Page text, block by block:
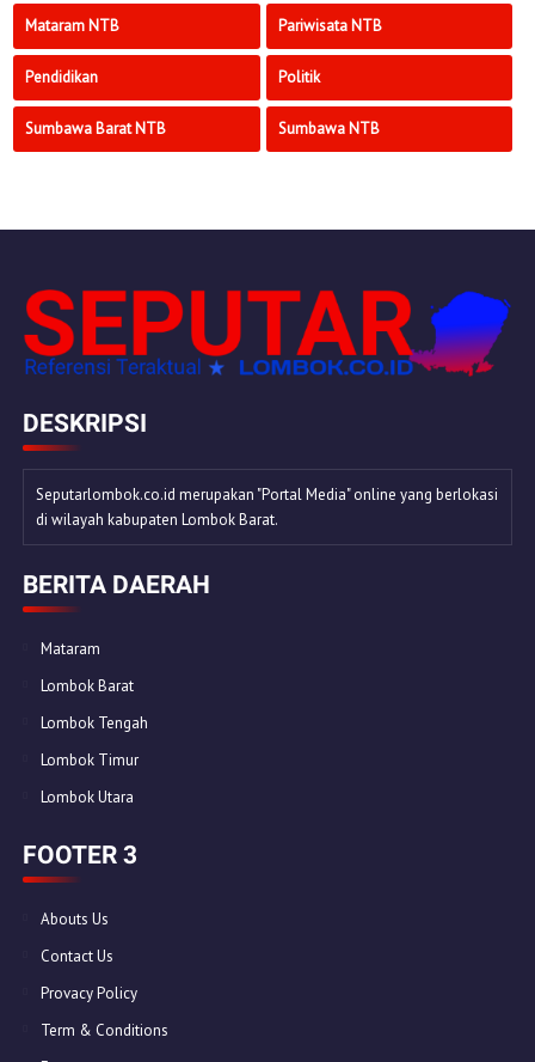
Mataram NTB Pariwisata NTB
Pendidikan Politik
Sumbawa Barat NTB Sumbawa NTB
DESKRIPSI
Seputarlombok.co.id merupakan "Portal Media" online yang berlokasi
di wilayah kabupaten Lombok Barat.
BERITA DAERAH
Mataram
Lombok Barat
Lombok Tengah
Lombok Timur
Lombok Utara
FOOTER 3
Abouts Us
Contact Us
Provacy Policy
Term & Conditions